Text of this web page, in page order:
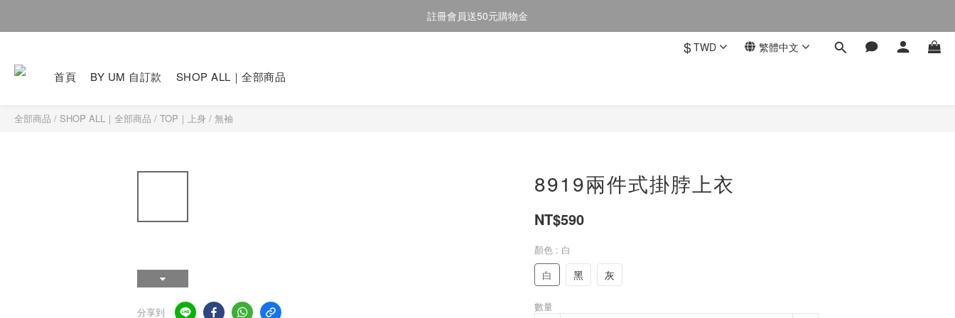
註冊會員送50元購物金
註冊會員送50元購物金
$TWD 繁體中文
首頁 BY UM 自訂款 SHOP ALL｜全部商品
全部商品 / SHOP ALL｜全部商品 / TOP｜上身 / 無袖
分享到
8919兩件式掛脖上衣
NT$590
顏色 : 白
白 黑 灰
數量